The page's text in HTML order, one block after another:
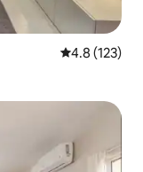
Calificación
4.8 (123)